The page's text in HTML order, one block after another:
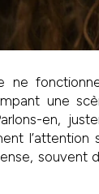
ne
une
en,
l’attention
souvent